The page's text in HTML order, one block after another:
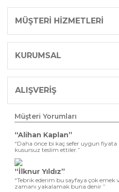
MÜŞTERİ HİZMETLERİ
KURUMSAL
ALIŞVERİŞ
Müşteri Yorumları
“Alihan Kaplan”
“Daha önce bi kaç sefer uygun
kusursuz teslim ettiler.”
“İlknur Yıldız”
“Tebrik ederim bu sayfaya çok emek
zamanı yakalamak buna denir ”